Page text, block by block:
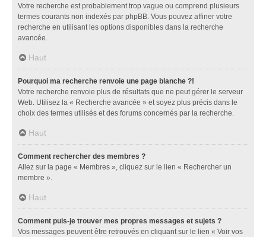
Votre recherche est probablement trop vague ou comprend plusieurs
termes courants non indexés par phpBB. Vous pouvez affiner votre
recherche en utilisant les options disponibles dans la recherche
avancée.
Haut
Pourquoi ma recherche renvoie une page blanche ?!
Votre recherche renvoie plus de résultats que ne peut gérer le serveur
Web. Utilisez la « Recherche avancée » et soyez plus précis dans le
choix des termes utilisés et des forums concernés par la recherche.
Haut
Comment rechercher des membres ?
Allez sur la page « Membres », cliquez sur le lien « Rechercher un
membre ».
Haut
Comment puis-je trouver mes propres messages et sujets ?
Vos messages peuvent être retrouvés en cliquant sur le lien « Voir vos